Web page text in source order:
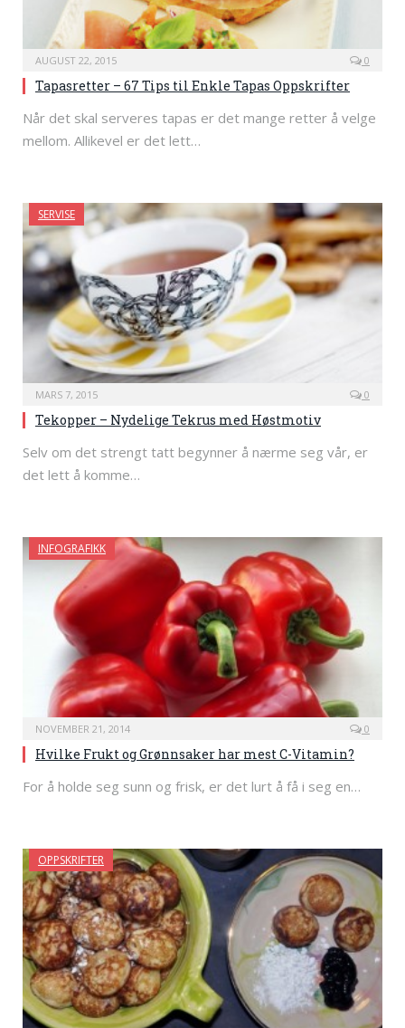
AUGUST 22, 2015 0
Tapasretter – 67 Tips til Enkle Tapas Oppskrifter
Når det skal serveres tapas er det mange retter å velge
mellom. Allikevel er det lett…
SERVISE
MARS 7, 2015 0
Tekopper – Nydelige Tekrus med Høstmotiv
Selv om det strengt tatt begynner å nærme seg vår, er
det lett å komme…
INFOGRAFIKK
NOVEMBER 21, 2014 0
Hvilke Frukt og Grønnsaker har mest C-Vitamin?
For å holde seg sunn og frisk, er det lurt å få i seg en…
OPPSKRIFTER